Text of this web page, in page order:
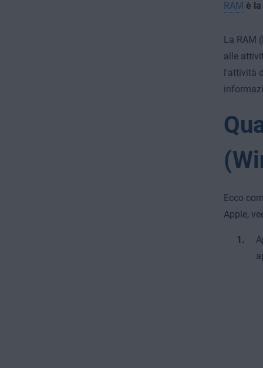
RAM è
La RAM
alle
l'attività
Ecco
Apple,